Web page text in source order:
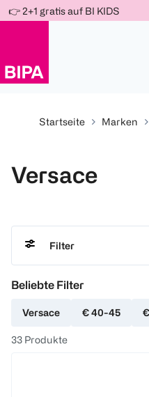
Für
Für
Für
Weiter
zum
👉 2+1 gratis auf BI KIDS
Startseite Marken
Versace
Filter
Beliebte Filter
Versace € 40-45
33 Produkte